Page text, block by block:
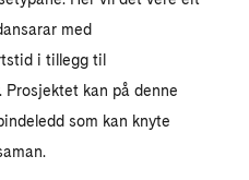
med
i tillegg til
Prosjektet kan på denne
som kan knyte